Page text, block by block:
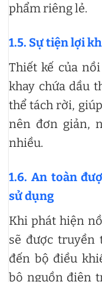
phẩm riêng lẻ.
1.5. Sự tiện lợi
Thiết kế của
khay chứa dầu
thể tách rời,
nên đơn giản,
nhiều.
1.6. An toàn
sử dụng
Khi phát hiện
sẽ được truyền
đến bộ điều
bộ nguồn điện